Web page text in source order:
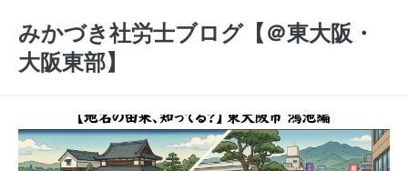
みかづき社労士ブログ【＠東大阪・
大阪東部】